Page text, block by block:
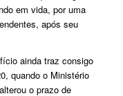
em vida, por uma
após seu
ainda traz consigo
quando o Ministério
o prazo de